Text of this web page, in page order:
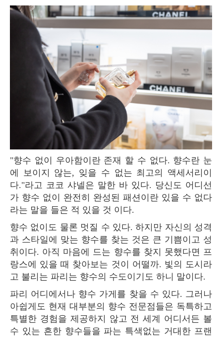
"향수 없이 우아함이란 존재 할 수 없다. 향수란 눈
에 보이지 않는, 잊을 수 없는 최고의 액세서리이
다."라고 코코 샤넬은 말한 바 있다. 당신도 어디선
가 향수 없이 완전히 완성된 패션이란 있을 수 없다
라는 말을 들은 적 있을 것 이다.
향수 없이도 물론 멋질 수 있다. 하지만 자신의 성격
과 스타일에 맞는 향수를 찾는 것은 큰 기쁨이고 성
취이다. 아직 마음에 드는 향수를 찾지 못했다면 프
랑스에 있을 때 찾아보는 것이 어떨까. 빛의 도시라
고 불리는 파리는 향수의 수도이기도 하니 말이다.
파리 어디에서나 향수 가게를 찾을 수 있다. 그러나
아쉽게도 현재 대부분의 향수 전문점들은 독특하고
특별한 경험을 제공하지 않고 전 세계 어디서든 볼
수 있는 흔한 향수들을 파는 특색없는 거대한 프랜